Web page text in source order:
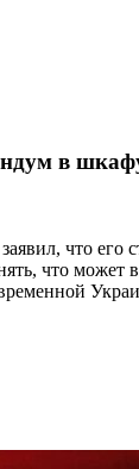
в
что его
что может